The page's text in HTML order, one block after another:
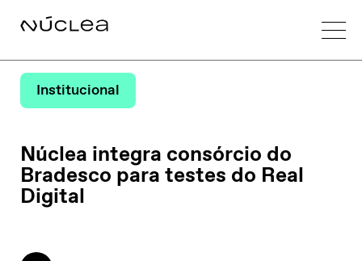
Institucional
Núclea integra consórcio do
Bradesco para testes do Real
Digital